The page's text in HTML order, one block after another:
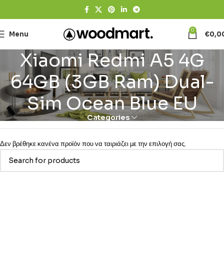
Menu 0 €
Xiaomi Redmi A5 4G
64GB (3GB Ram) Dual-
Sim Ocean Blue EU
Categories
Δεν βρέθηκε κανένα προϊόν που να ταιριάζει με την επιλογή σας.